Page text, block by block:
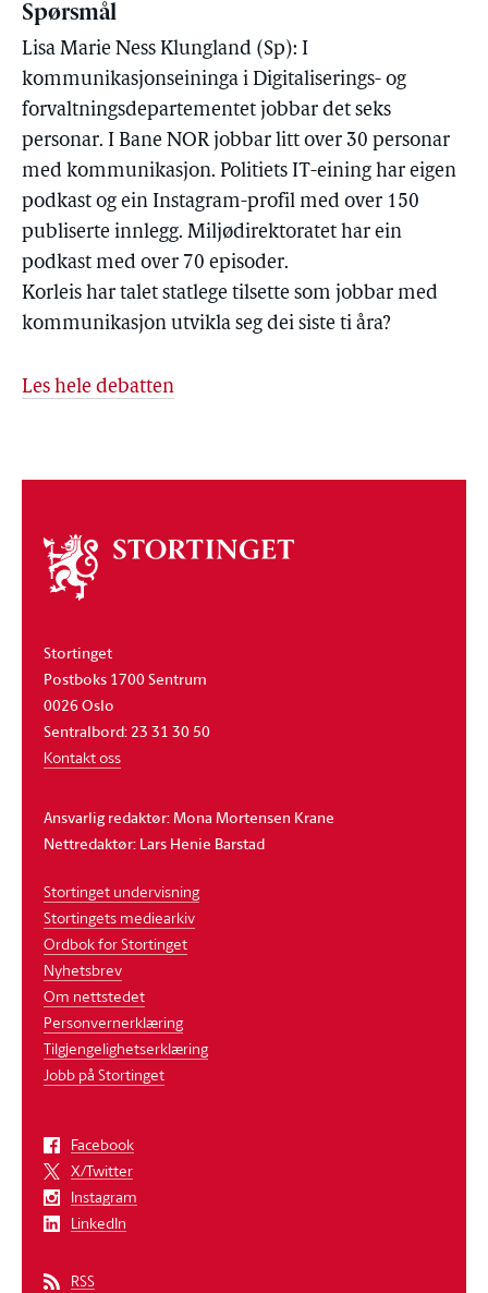
Spørsmål
Lisa Marie Ness Klungland (Sp): I
kommunikasjonseininga i Digitaliserings- og
forvaltningsdepartementet jobbar det seks
personar. I Bane NOR jobbar litt over 30 personar
med kommunikasjon. Politiets IT-eining har eigen
podkast og ein Instagram-profil med over 150
publiserte innlegg. Miljødirektoratet har ein
podkast med over 70 episoder.
Korleis har talet statlege tilsette som jobbar med
kommunikasjon utvikla seg dei siste ti åra?
Les hele debatten
Om
stortinget
Stortinget
Postboks 1700 Sentrum
0026 Oslo
Sentralbord: 23 31 30 50
Kontakt oss
Ansvarlig redaktør: Mona Mortensen Krane
Nettredaktør: Lars Henie Barstad
Stortinget undervisning
Stortingets mediearkiv
Ordbok for Stortinget
Nyhetsbrev
Om nettstedet
Personvernerklæring
Tilgjengelighetserklæring
Jobb på Stortinget
Facebook
X/Twitter
Instagram
LinkedIn
RSS